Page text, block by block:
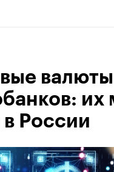
валюты
их
России